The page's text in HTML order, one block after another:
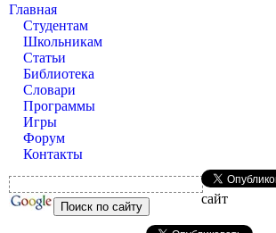
Главная
Студентам
Школьникам
Статьи
Библиотека
Словари
Программы
Игры
Форум
Контакты
сайт